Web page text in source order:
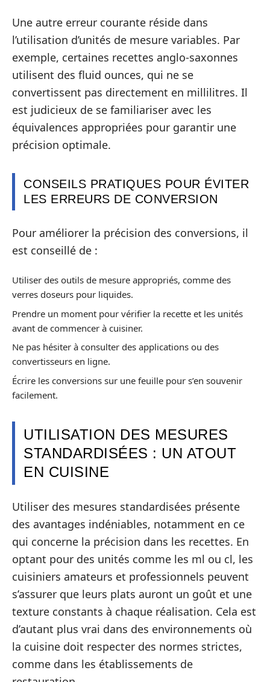
Une autre erreur courante réside dans
l’utilisation d’unités de mesure variables. Par
exemple, certaines recettes anglo-saxonnes
utilisent des fluid ounces, qui ne se
convertissent pas directement en millilitres. Il
est judicieux de se familiariser avec les
équivalences appropriées pour garantir une
précision optimale.
CONSEILS PRATIQUES POUR ÉVITER
LES ERREURS DE CONVERSION
Pour améliorer la précision des conversions, il
est conseillé de :
Utiliser des outils de mesure appropriés, comme des
verres doseurs pour liquides.
Prendre un moment pour vérifier la recette et les unités
avant de commencer à cuisiner.
Ne pas hésiter à consulter des applications ou des
convertisseurs en ligne.
Écrire les conversions sur une feuille pour s’en souvenir
facilement.
UTILISATION DES MESURES
STANDARDISÉES : UN ATOUT
EN CUISINE
Utiliser des mesures standardisées présente
des avantages indéniables, notamment en ce
qui concerne la précision dans les recettes. En
optant pour des unités comme les ml ou cl, les
cuisiniers amateurs et professionnels peuvent
s’assurer que leurs plats auront un goût et une
texture constants à chaque réalisation. Cela est
d’autant plus vrai dans des environnements où
la cuisine doit respecter des normes strictes,
comme dans les établissements de